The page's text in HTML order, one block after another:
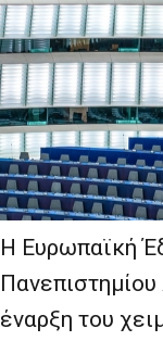
Η Ευρωπαϊκή
Πανεπιστημίου
έναρξη του